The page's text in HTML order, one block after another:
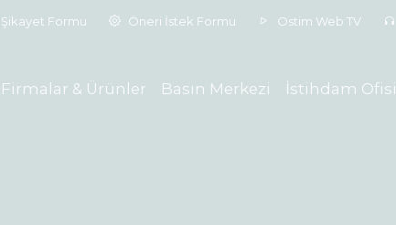
Şikayet Formu Öneri İstek Formu Ostim Web TV
Firmalar & Ürünler Basın Merkezi İstihdam Ofisi